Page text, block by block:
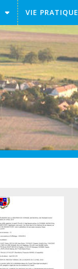
VIE PRATIQUE